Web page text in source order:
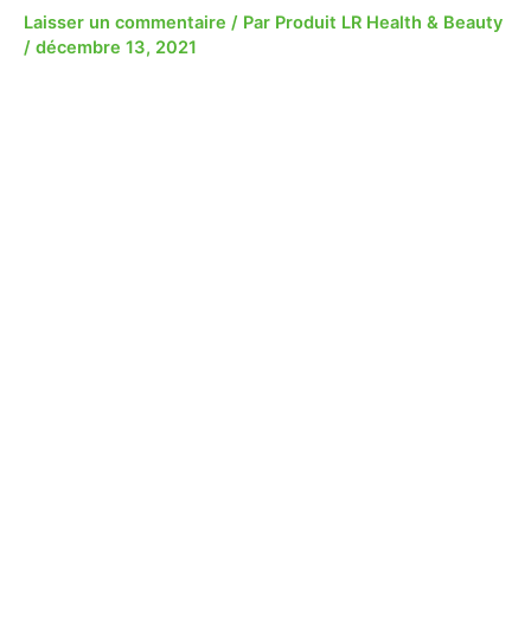
Laisser un commentaire / Par Produit LR Health & Beauty
/ décembre 13, 2021